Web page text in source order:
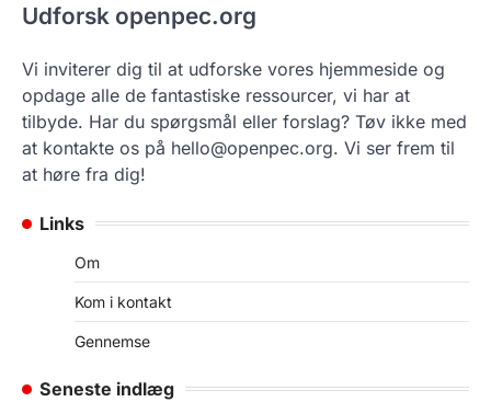
Udforsk openpec.org
Vi inviterer dig til at udforske vores hjemmeside og
opdage alle de fantastiske ressourcer, vi har at
tilbyde. Har du spørgsmål eller forslag? Tøv ikke med
at kontakte os på hello@openpec.org. Vi ser frem til
at høre fra dig!
Links
Om
Kom i kontakt
Gennemse
Seneste indlæg